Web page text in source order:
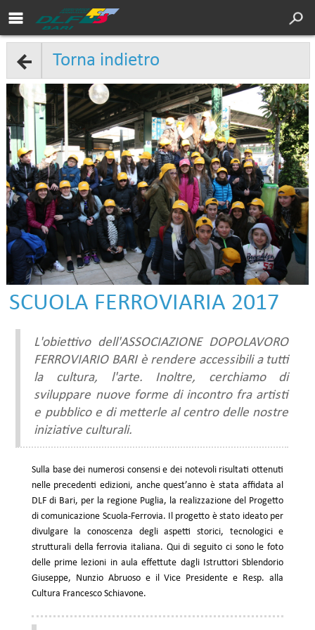
Area soci DLF
Cultura
Sport
Turismo
DLF Nazionale
Chi siamo
Sedi
Contatti
Torna indietro
SCUOLA FERROVIARIA 2017
L'obiettivo dell'ASSOCIAZIONE DOPOLAVORO
FERROVIARIO BARI è rendere accessibili a tutti
la cultura, l'arte. Inoltre, cerchiamo di
sviluppare nuove forme di incontro fra artisti
e pubblico e di metterle al centro delle nostre
iniziative culturali.
Sulla base dei numerosi consensi e dei notevoli risultati ottenuti
nelle precedenti edizioni, anche quest’anno è stata affidata al
DLF di Bari, per la regione Puglia, la realizzazione del Progetto
di comunicazione Scuola-Ferrovia. Il progetto è stato ideato per
divulgare la conoscenza degli aspetti storici, tecnologici e
strutturali della ferrovia italiana. Qui di seguito ci sono le foto
delle prime lezioni in aula effettute dagli Istruttori Sblendorio
Giuseppe, Nunzio Abruoso e il Vice Presidente e Resp. alla
Cultura Francesco Schiavone.